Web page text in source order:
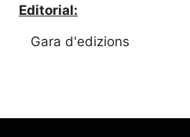
Editorial:
Gara d'edizions